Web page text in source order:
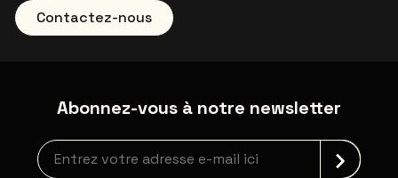
Contactez-nous
Abonnez-vous à notre newsletter
Inscription à la newsletter